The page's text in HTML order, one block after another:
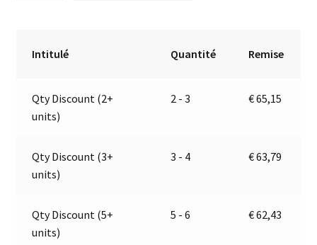
Jokon
06017
Intitulé Quantité Remise
Qty Discount (2+
units)
2 - 3 €65,15
Qty Discount (3+
units)
3 - 4 €63,79
Qty Discount (5+
units)
5 - 6 €62,43